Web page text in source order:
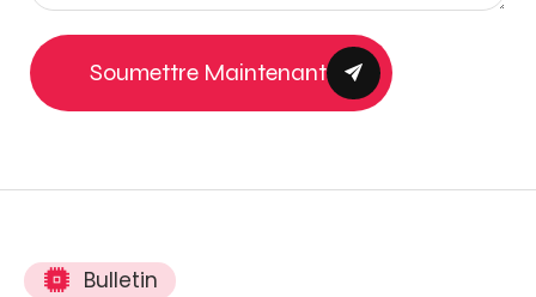
Soumettre Maintenant
Bulletin